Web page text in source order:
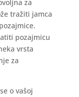
za
tražiti jamca
pozajmicu
vrsta
za
o vašoj